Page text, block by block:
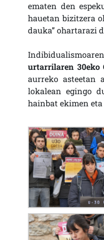
ematen den
hauetan bizitzera
dauka” ohartarazi
urtarrilaren 30eko
aurreko asteetan
lokalean egingo
hainbat ekimen